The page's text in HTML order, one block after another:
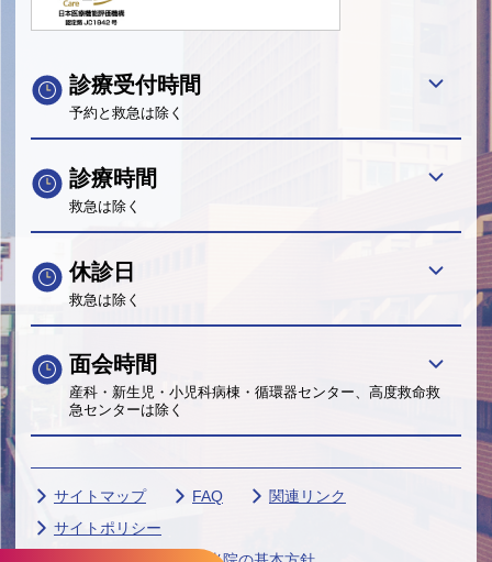
診療受付時間
予約と救急は除く
診療時間
救急は除く
休診日
救急は除く
面会時間
産科・新生児・小児科病棟・循環器センター、高度救命救
急センターは除く
サイトマップ FAQ
関連リンク
サイトポリシー